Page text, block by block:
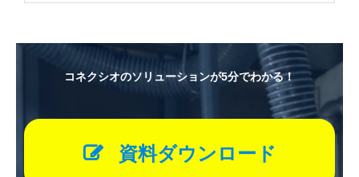
コネクシオのソリューションが5分でわかる！
資料ダウンロード